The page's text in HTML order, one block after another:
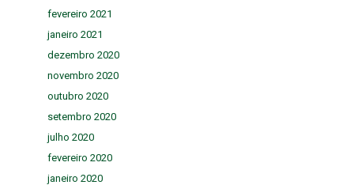
fevereiro 2021
janeiro 2021
dezembro 2020
novembro 2020
outubro 2020
setembro 2020
julho 2020
fevereiro 2020
janeiro 2020